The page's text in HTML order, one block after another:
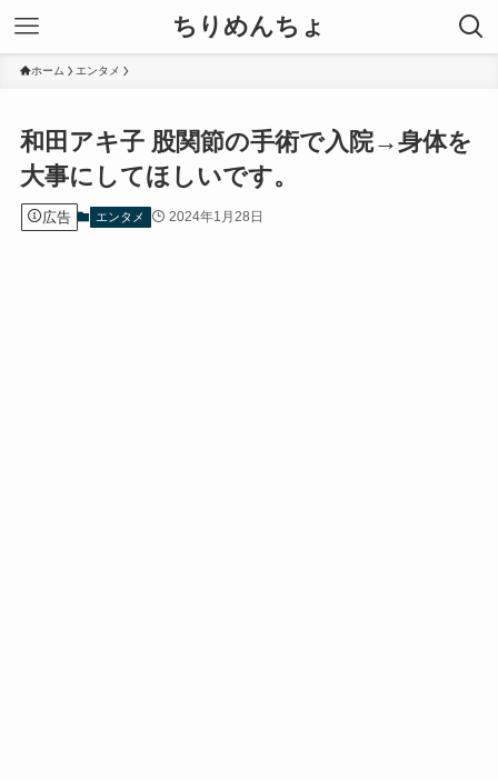
ちりめんちょ
ホーム エンタメ
和田アキ子 股関節の手術で入院→身体を
大事にしてほしいです。
広告 エンタメ 2024年1月28日